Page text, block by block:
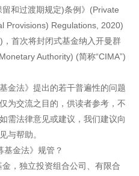
和过渡期规定)条例》(Private
Provisions) Regulations, 2020)
，首次将封闭式基金纳入开曼群
Authority) (简称“CIMA”)
金法》提出的若干普遍性的问题
为交流之目的，供读者参考，不
需法律意见或建议，我们建议向
与帮助。
基金法》规管？
，独立投资组合公司、有限合